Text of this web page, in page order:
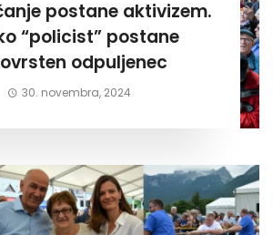
postane aktivizem.
postane
odpuljenec
30. novembra, 2024